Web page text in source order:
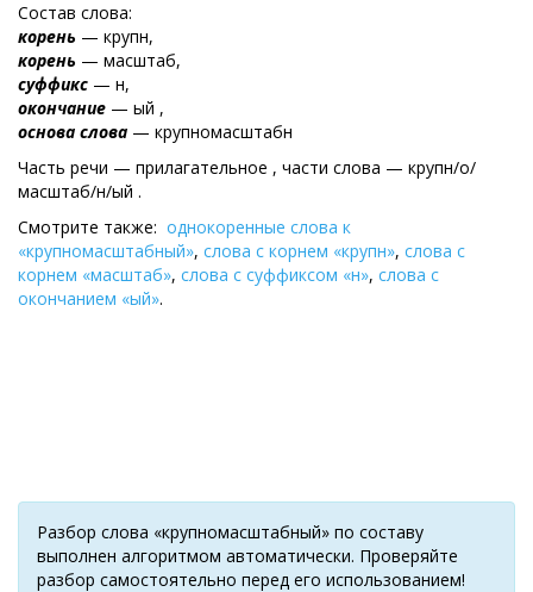
Состав слова:
корень — крупн,
корень — масштаб,
суффикс — н,
окончание — ый ,
основа слова — крупномасштабн
Часть речи — прилагательное , части слова — крупн/о/
масштаб/н/ый .
Смотрите также: однокоренные слова к
«крупномасштабный», слова с корнем «крупн», слова с
корнем «масштаб», слова с суффиксом «н», слова с
окончанием «ый».
Разбор слова «крупномасштабный» по составу
выполнен алгоритмом автоматически. Проверяйте
разбор самостоятельно перед его использованием!